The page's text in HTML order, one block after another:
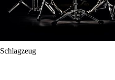
Schlagzeug